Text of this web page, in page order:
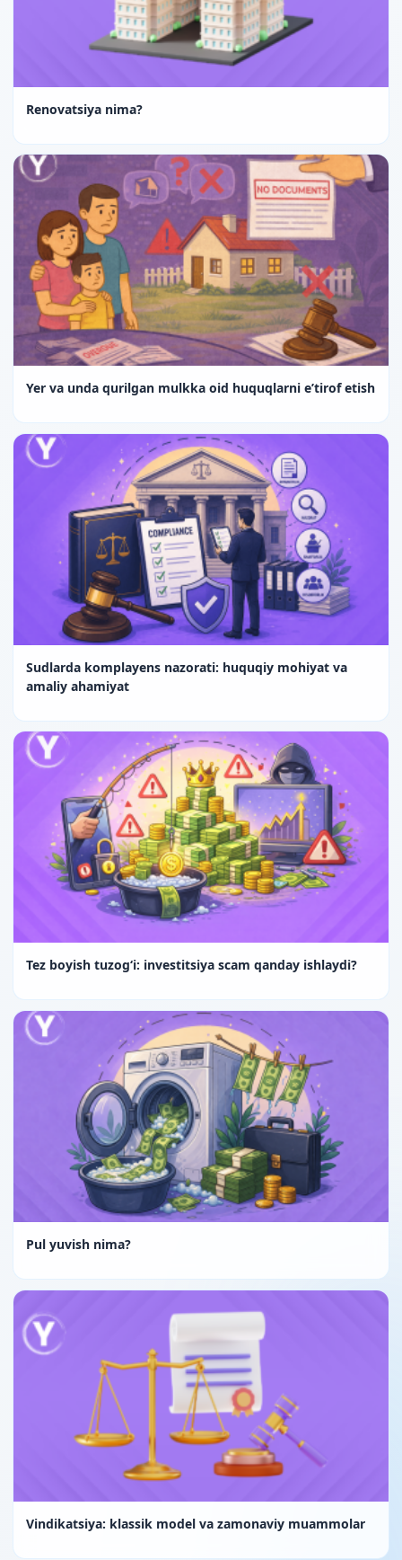
Renovatsiya nima?
Yer va unda qurilgan mulkka oid huquqlarni e’tirof etish
Sudlarda komplayens nazorati: huquqiy mohiyat va
amaliy ahamiyat
Tez boyish tuzog‘i: investitsiya scam qanday ishlaydi?
Pul yuvish nima?
Vindikatsiya: klassik model va zamonaviy muammolar